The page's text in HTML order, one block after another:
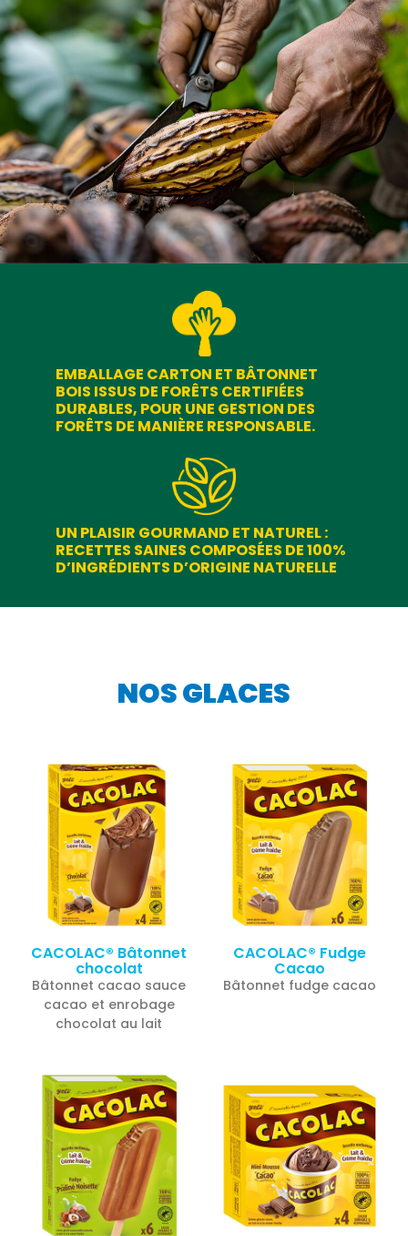
EMBALLAGE CARTON ET BÂTONNET
BOIS ISSUS DE FORÊTS CERTIFIÉES
DURABLES, POUR UNE GESTION DES
FORÊTS DE MANIÈRE RESPONSABLE.
UN PLAISIR GOURMAND ET NATUREL :
RECETTES SAINES COMPOSÉES DE 100%
D’INGRÉDIENTS D’ORIGINE NATURELLE
NOS GLACES
CACOLAC® Bâtonnet
chocolat
Bâtonnet cacao sauce
cacao et enrobage
chocolat au lait
CACOLAC® Fudge
Cacao
Bâtonnet fudge cacao